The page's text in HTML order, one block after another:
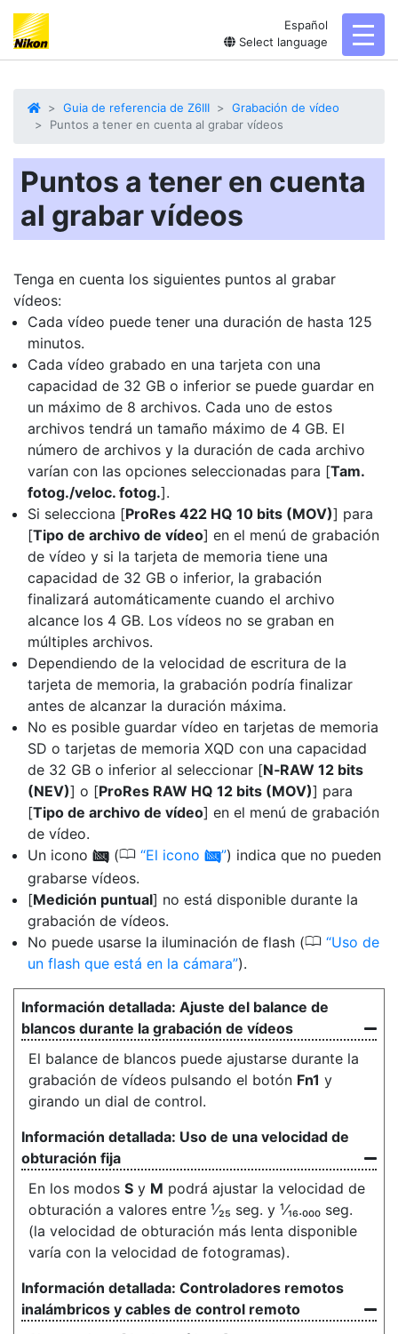
Español
Select language
Guia de referencia de Z6III
Grabación de vídeo
Puntos a tener en cuenta al grabar vídeos
Puntos a tener en cuenta
al grabar vídeos
Tenga en cuenta los siguientes puntos al grabar
vídeos:
Cada vídeo puede tener una duración de hasta 125
minutos.
Cada vídeo grabado en una tarjeta con una
capacidad de 32 GB o inferior se puede guardar en
un máximo de 8 archivos. Cada uno de estos
archivos tendrá un tamaño máximo de 4 GB. El
número de archivos y la duración de cada archivo
varían con las opciones seleccionadas para [Tam.
fotog./veloc. fotog.].
Si selecciona [ProRes 422 HQ 10 bits (MOV)] para
[Tipo de archivo de vídeo] en el menú de grabación
de vídeo y si la tarjeta de memoria tiene una
capacidad de 32 GB o inferior, la grabación
finalizará automáticamente cuando el archivo
alcance los 4 GB. Los vídeos no se graban en
múltiples archivos.
Dependiendo de la velocidad de escritura de la
tarjeta de memoria, la grabación podría finalizar
antes de alcanzar la duración máxima.
No es posible guardar vídeo en tarjetas de memoria
SD o tarjetas de memoria XQD con una capacidad
de 32 GB o inferior al seleccionar [N‑RAW 12 bits
(NEV)] o [ProRes RAW HQ 12 bits (MOV)] para
[Tipo de archivo de vídeo] en el menú de grabación
de vídeo.
Un icono 0 (0 El icono 0 ) indica que no pueden
grabarse vídeos.
[Medición puntual] no está disponible durante la
grabación de vídeos.
No puede usarse la iluminación de flash (0 Uso de
un flash que está en la cámara ).
Ajuste del balance de
blancos durante la grabación de vídeos
El balance de blancos puede ajustarse durante la
grabación de vídeos pulsando el botón Fn1 y
girando un dial de control.
Uso de una velocidad de
obturación fija
En los modos S y M podrá ajustar la velocidad de
obturación a valores entre ¹⁄₂₅ seg. y ¹⁄₁₆.₀₀₀ seg.
(la velocidad de obturación más lenta disponible
varía con la velocidad de fotogramas).
Controladores remotos
inalámbricos y cables de control remoto